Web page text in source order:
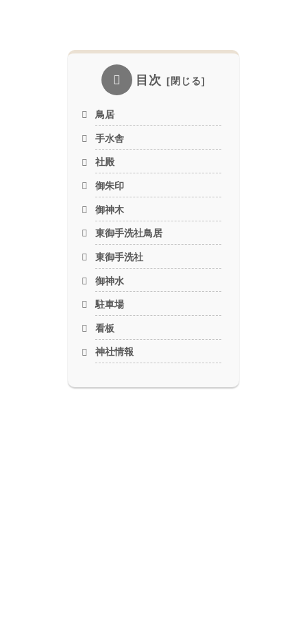
目次
鳥居
手水舎
社殿
御朱印
御神木
東御手洗社鳥居
東御手洗社
御神水
駐車場
看板
神社情報